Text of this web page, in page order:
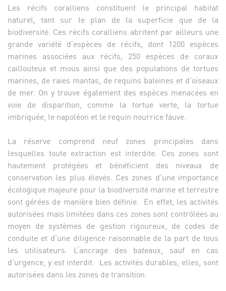
Les récifs coralliens constituent le principal habitat
naturel, tant sur le plan de la superficie que de la
biodiversité. Ces récifs coralliens abritent par ailleurs une
grande variété d’espèces de récifs, dont 1200 espèces
marines associées aux récifs, 250 espèces de coraux
caillouteux et mous ainsi que des populations de tortues
marines, de raies mantas, de requins baleines et d’oiseaux
de mer. On y trouve également des espèces menacées en
voie de disparition, comme la tortue verte, la tortue
imbriquée, le napoléon et le requin nourrice fauve.
La réserve comprend neuf zones principales dans
lesquelles toute extraction est interdite. Ces zones sont
hautement protégées et bénéficient des niveaux de
conservation les plus élevés. Ces zones d’une importance
écologique majeure pour la biodiversité marine et terrestre
sont gérées de manière bien définie. En effet, les activités
autorisées mais limitées dans ces zones sont contrôlées au
moyen de systèmes de gestion rigoureux, de codes de
conduite et d’une diligence raisonnable de la part de tous
les utilisateurs. L’ancrage des bateaux, sauf en cas
d’urgence, y est interdit. Les activités durables, elles, sont
autorisées dans les zones de transition.